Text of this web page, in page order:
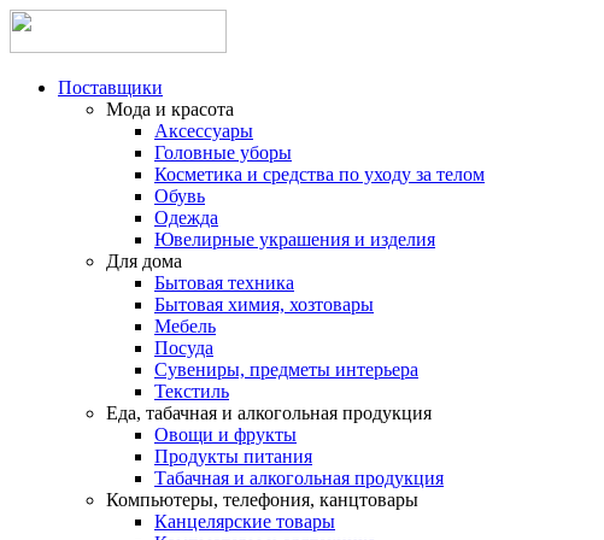
Поставщики
Мода и красота
Аксессуары
Головные уборы
Косметика и средства по уходу за телом
Обувь
Одежда
Ювелирные украшения и изделия
Для дома
Бытовая техника
Бытовая химия, хозтовары
Мебель
Посуда
Сувениры, предметы интерьера
Текстиль
Еда, табачная и алкогольная продукция
Овощи и фрукты
Продукты питания
Табачная и алкогольная продукция
Компьютеры, телефония, канцтовары
Канцелярские товары